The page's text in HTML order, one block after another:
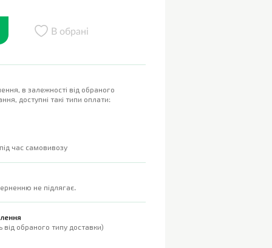
В обрані
в залежності від обраного
доступні такі типи оплати:
час самовивозу
не підлягає.
обраного типу доставки)